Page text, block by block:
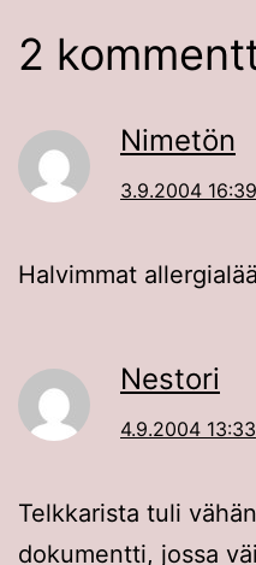
2
Nimetön
3.9.2004 16:39
Halvimmat
Nestori
4.9.2004 13:33
Telkkarista tuli
dokumentti, jossa